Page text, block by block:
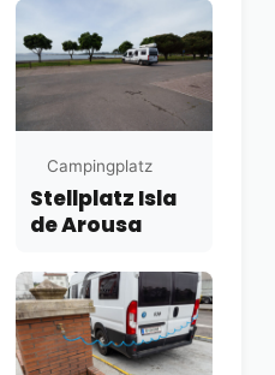
Campingplatz
Stellplatz Isla
de Arousa